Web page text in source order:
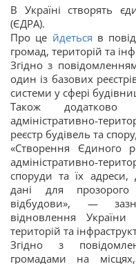
В Україні створять
(ЄДРА).
Про це йдеться в
громад, територій та
Згідно з
один із базових
системи у сфері
Також додатково
адміністративно-
реєстр будівель та
«Створення Єдиного
адміністративно-
споруди та їх адреси,
дані для прозорого
відбудови», —
відновлення
територій та
Згідно з
громадами на